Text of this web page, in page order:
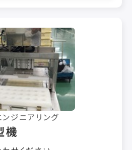
2段構えで、しかもハンマ
で、厚物・薄物でも抜き残
。
ー的存在として、業界を牽
を捏ねるミキサーから、生
まで、その間のあらゆる過
ド社の機械が用意されてい
ランジュリーの7割がボンガ
されているという事実か
同社が信頼のおけるメーカ
るかが伺えるでしょう。信
ガード社のメーカーコンセ
術力」。次代を行く革新的
ジニアリング
機